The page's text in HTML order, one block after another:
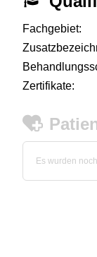
Fachgebiet:
Zertifikate:
Es wurden